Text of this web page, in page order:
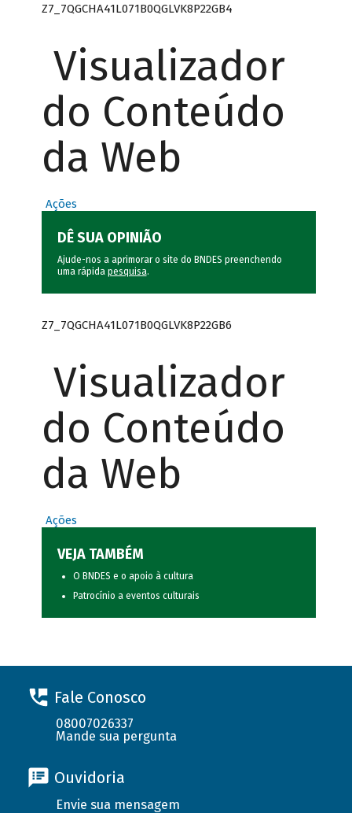
Z7_7QGCHA41L071B0QGLVK8P22GB4
Visualizador
do Conteúdo
da Web
Ações
DÊ SUA OPINIÃO
Ajude-nos a aprimorar o site do BNDES preenchendo
uma rápida pesquisa.
Z7_7QGCHA41L071B0QGLVK8P22GB6
Visualizador
do Conteúdo
da Web
Ações
VEJA TAMBÉM
O BNDES e o apoio à cultura
Patrocínio a eventos culturais
Fale Conosco
08007026337
Mande sua pergunta
Ouvidoria
Envie sua mensagem